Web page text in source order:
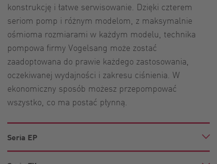
konstrukcję i łatwe serwisowanie. Dzięki czterem
seriom pomp i różnym modelom, z maksymalnie
ośmioma rozmiarami w każdym modelu, technika
pompowa firmy Vogelsang może zostać
zaadoptowana do prawie każdego zastosowania,
oczekiwanej wydajności i zakresu ciśnienia. W
ekonomiczny sposób możesz przepompować
wszystko, co ma postać płynną.
Seria EP